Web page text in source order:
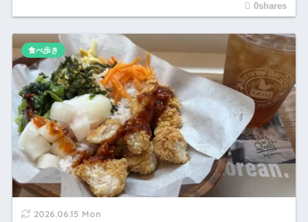
0shares
2026.06.15 Mon
食べ歩き